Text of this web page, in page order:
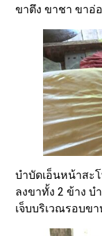
ขาตึง ขาชา ขาอ่
บำบัดเอ็นหน้าสะ
ลงขาทั้ง 2 ข้าง บ
เจ็บบริเวณรอบข